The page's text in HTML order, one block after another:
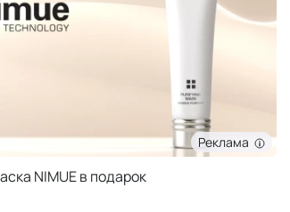
Реклама
NIMUE в подарок